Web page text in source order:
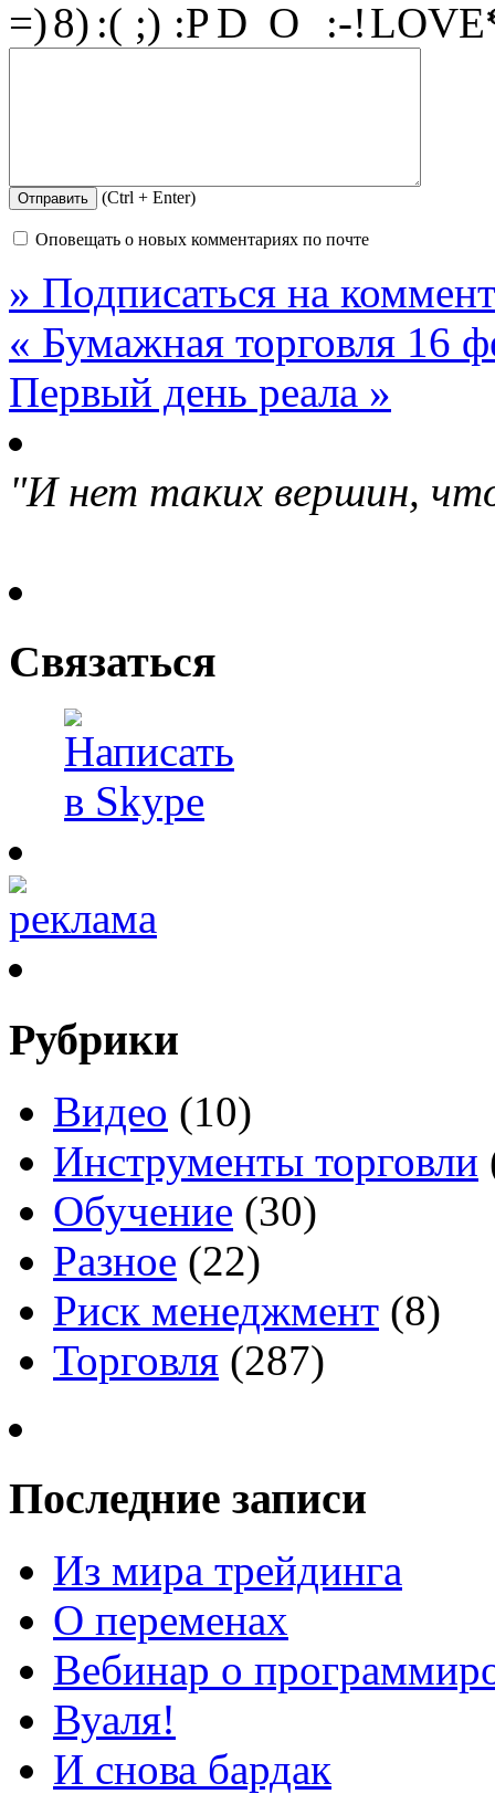
(Ctrl + Enter)
Оповещать о новых комментариях по почте
» Подписаться на
« Бумажная торговля 16
Первый день реала »
"И нет таких вершин,
Связаться
Рубрики
Видео (10)
Инструменты торговли
Обучение (30)
Разное (22)
Риск менеджмент (8)
Торговля (287)
Последние записи
Из мира трейдинга
О переменах
Вебинар о
Вуаля!
И снова бардак